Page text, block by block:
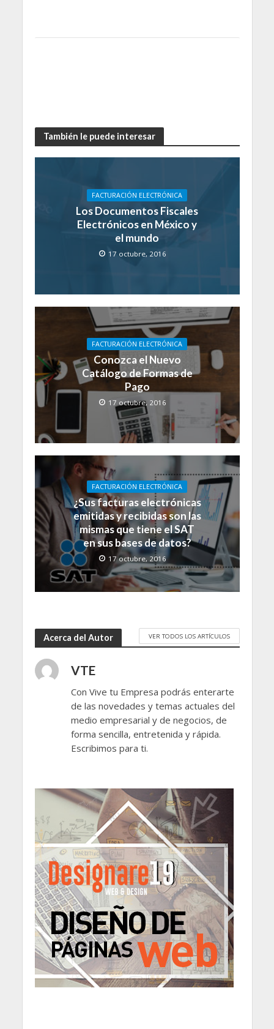
También le puede interesar
FACTURACIÓN ELECTRÓNICA
Los Documentos Fiscales
Electrónicos en México y
el mundo
17 octubre, 2016
FACTURACIÓN ELECTRÓNICA
Conozca el Nuevo
Catálogo de Formas de
Pago
17 octubre, 2016
FACTURACIÓN ELECTRÓNICA
¿Sus facturas electrónicas
emitidas y recibidas son las
mismas que tiene el SAT
en sus bases de datos?
17 octubre, 2016
Acerca del Autor VER TODOS LOS ARTÍCULOS
VTE
Con Vive tu Empresa podrás enterarte
de las novedades y temas actuales del
medio empresarial y de negocios, de
forma sencilla, entretenida y rápida.
Escribimos para ti.